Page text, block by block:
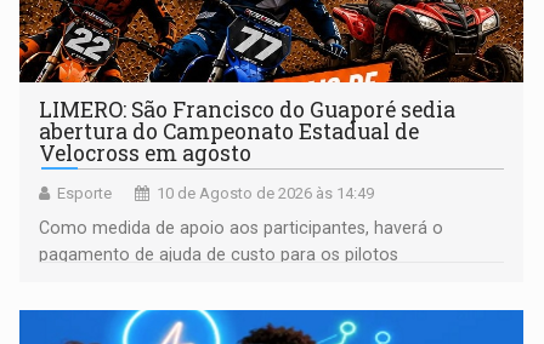
LIMERO: São Francisco do Guaporé sedia
abertura do Campeonato Estadual de
Velocross em agosto
Esporte 10 de Agosto de 2026 às 14:49
Como medida de apoio aos participantes, haverá o
pagamento de ajuda de custo para os pilotos